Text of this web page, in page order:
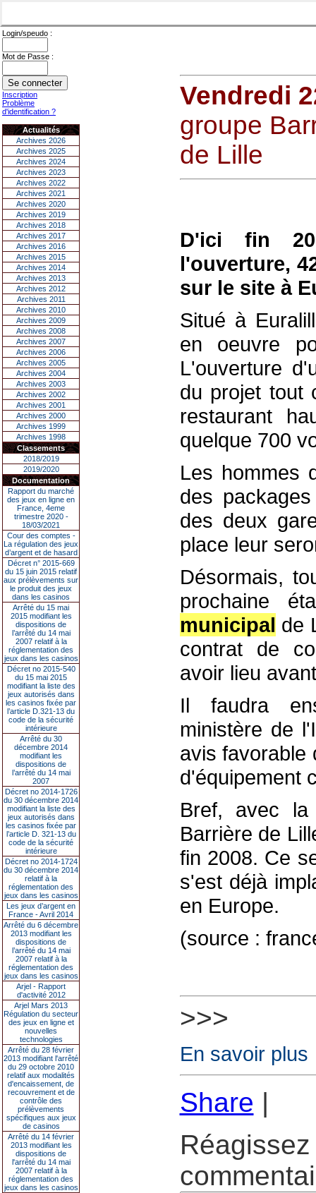
Login/speudo :
Mot de Passe :
Inscription
Problème
d'identification ?
Actualités
Archives 2026
Archives 2025
Archives 2024
Archives 2023
Archives 2022
Archives 2021
Archives 2020
Archives 2019
Archives 2018
Archives 2017
Archives 2016
Archives 2015
Archives 2014
Archives 2013
Archives 2012
Archives 2011
Archives 2010
Archives 2009
Archives 2008
Archives 2007
Archives 2006
Archives 2005
Archives 2004
Archives 2003
Archives 2002
Archives 2001
Archives 2000
Archives 1999
Archives 1998
Classements
2018/2019
2019/2020
Documentation
Rapport du marché
des jeux en ligne en
France, 4eme
trimestre 2020 -
18/03/2021
Cour des comptes -
La régulation des jeux
d’argent et de hasard
Décret n° 2015-669
du 15 juin 2015 relatif
aux prélèvements sur
le produit des jeux
dans les casinos
Arrêté du 15 mai
2015 modifiant les
dispositions de
l’arrêté du 14 mai
2007 relatif à la
réglementation des
jeux dans les casinos
Décret no 2015-540
du 15 mai 2015
modifiant la liste des
jeux autorisés dans
les casinos fixée par
l’article D.321-13 du
code de la sécurité
intérieure
Arrêté du 30
décembre 2014
modifiant les
dispositions de
l’arrêté du 14 mai
2007
Décret no 2014-1726
du 30 décembre 2014
modifiant la liste des
jeux autorisés dans
les casinos fixée par
l’article D. 321-13 du
code de la sécurité
intérieure
Décret no 2014-1724
du 30 décembre 2014
relatif à la
réglementation des
jeux dans les casinos
Les jeux d’argent en
France - Avril 2014
Arrêté du 6 décembre
2013 modifiant les
dispositions de
l’arrêté du 14 mai
2007 relatif à la
réglementation des
jeux dans les casinos
Arjel - Rapport
d'activité 2012
Arjel Mars 2013
Régulation du secteur
des jeux en ligne et
nouvelles
technologies
Arrêté du 28 février
2013 modifiant l'arrêté
du 29 octobre 2010
relatif aux modalités
d'encaissement, de
recouvrement et de
contrôle des
prélèvements
spécifiques aux jeux
de casinos
Arrêté du 14 février
2013 modifiant les
dispositions de
l'arrêté du 14 mai
2007 relatif à la
réglementation des
jeux dans les casinos
Vendredi
groupe
de Lille
D'ici fin
l'ouverture,
sur le site à
Situé à
en oeuvre
L'ouverture
du projet tout
restaurant
quelque 700
Les hommes
des
des deux
place leur
Désormais,
prochaine
municipal de
contrat de
avoir lieu
Il faudra
ministère de
avis favorable
d'équipement
Bref, avec la
Barrière de
fin 2008. Ce
s'est déjà
en Europe.
(source :
>>>
En savoir plus
Share |